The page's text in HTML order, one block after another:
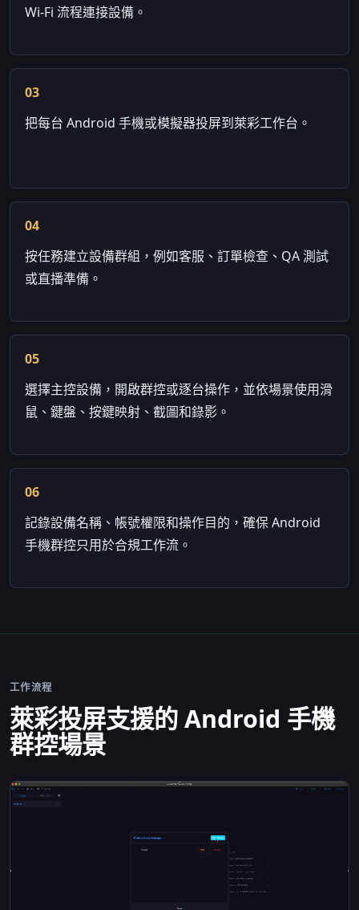
Wi-Fi 流程連接設備。
03
把每台 Android 手機或模擬器投屏到萊彩工作台。
04
按任務建立設備群組，例如客服、訂單檢查、QA 測試
或直播準備。
05
選擇主控設備，開啟群控或逐台操作，並依場景使用滑
鼠、鍵盤、按鍵映射、截圖和錄影。
06
記錄設備名稱、帳號權限和操作目的，確保 Android
手機群控只用於合規工作流。
工作流程
萊彩投屏支援的 Android 手機
群控場景